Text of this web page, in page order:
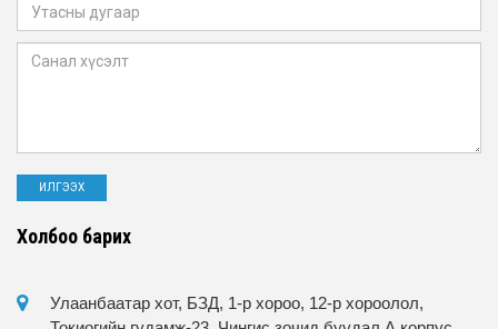
Холбоо барих
Улаанбаатар хот, БЗД, 1-р хороо, 12-р хороолол,